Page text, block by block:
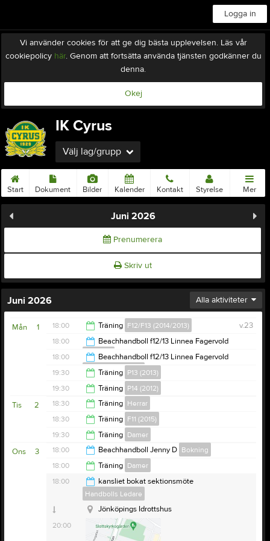
Logga in
Vi använder cookies för att ge dig bästa upplevelsen. Läs vår
cookiepolicy här. Genom att fortsätta använda tjänsten godkänner du
denna.
Okej
IK Cyrus
Välj lag/grupp
Start Dokument Bilder Kalender Kontakt Styrelse Mer
Juni 2026
Prenumerera
Skriv ut
Juni 2026 Alla aktiviteter
1
Mån v.23
18:00 Träning F12/F13 (2014/2013)
19:15
18:00
Beachhandboll f12/13 Linnea Fagervold
Bokning
19:30
18:00
Beachhandboll f12/13 Linnea Fagervold
Handbolls Ledare
19:30
19:30 Träning P13 (2013)
20:30
19:30 Träning P14 (2012)
20:30
2
Tis 18:30 Träning Herrar
20:00
18:30 Träning F11 (2015)
19:30
19:30 Träning Damer
20:30
3
Ons 18:00 Beachhandboll Jenny D Bokning
19:15
Cyrusstugan
18:00 Träning Damer
Barnarpsgatan 39C
18:00
kansliet bokat sektionsmöte
Handbolls Ledare
20:00
Jönköpings Idrottshus